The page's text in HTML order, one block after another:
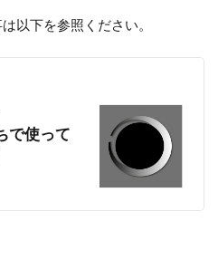
以下を参照ください。
で使って